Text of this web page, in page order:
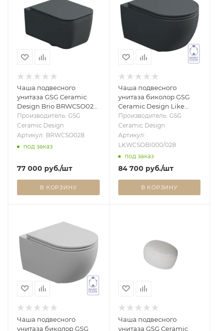
Чаша подвесного
унитаза GSG Ceramic
Design Brio BRWCSO028,
Ebano Matt BRWCSO028
Производитель: GSG
Ceramic Design
Артикул: BRWCSO028
под заказ
77 000 руб./шт
В КОРЗИНУ
Чаша подвесного
унитаза биколор GSG
Ceramic Design Like
LKWCSOBI000/028,
White/Ebano Matt
LKWCSOBI000/028
Производитель: GSG
Ceramic Design
Артикул:
LKWCSOBI000/028
под заказ
84 700 руб./шт
В КОРЗИНУ
Чаша подвесного
унитаза биколор GSG
Чаша подвесного
унитаза GSG Ceramic